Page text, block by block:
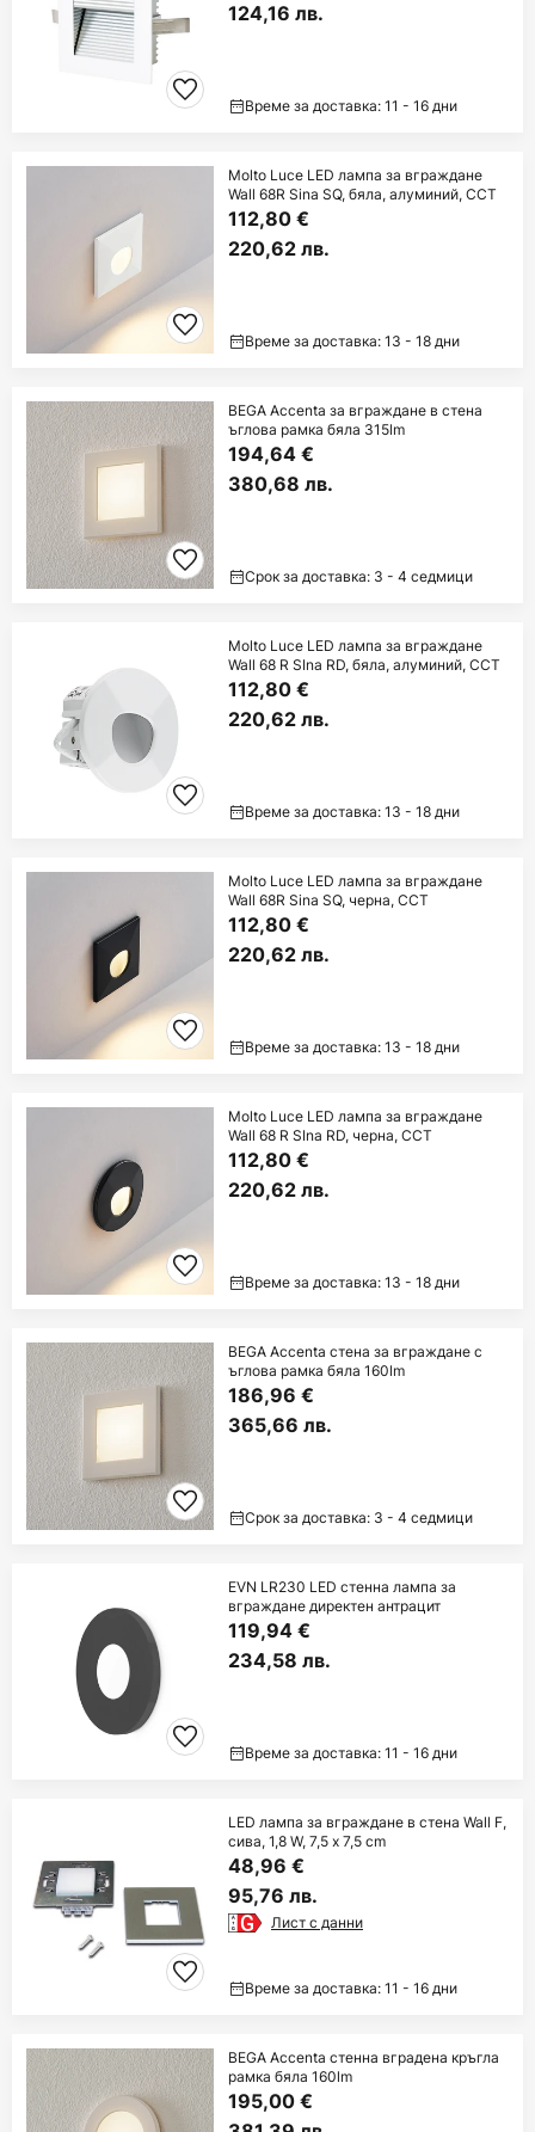
124,16 лв.
Време за доставка: 11 - 16 дни
Molto Luce LED лампа за вграждане
Wall 68R Sina SQ, бяла, алуминий, CCT
112,80 €
220,62 лв.
Време за доставка: 13 - 18 дни
BEGA Accenta за вграждане в стена
ъглова рамка бяла 315lm
194,64 €
380,68 лв.
Срок за доставка: 3 - 4 седмици
Molto Luce LED лампа за вграждане
Wall 68 R SIna RD, бяла, алуминий, CCT
112,80 €
220,62 лв.
Време за доставка: 13 - 18 дни
Molto Luce LED лампа за вграждане
Wall 68R Sina SQ, черна, CCT
112,80 €
220,62 лв.
Време за доставка: 13 - 18 дни
Molto Luce LED лампа за вграждане
Wall 68 R SIna RD, черна, CCT
112,80 €
220,62 лв.
Време за доставка: 13 - 18 дни
BEGA Accenta стена за вграждане с
ъглова рамка бяла 160lm
186,96 €
365,66 лв.
Срок за доставка: 3 - 4 седмици
EVN LR230 LED стенна лампа за
вграждане директен антрацит
119,94 €
234,58 лв.
Време за доставка: 11 - 16 дни
LED лампа за вграждане в стена Wall F,
сива, 1,8 W, 7,5 x 7,5 cm
48,96 €
95,76 лв.
Лист с данни
Време за доставка: 11 - 16 дни
BEGA Accenta стенна вградена кръгла
рамка бяла 160lm
195,00 €